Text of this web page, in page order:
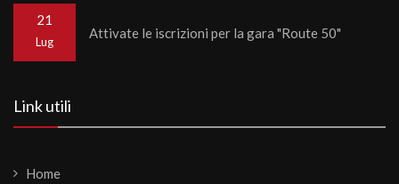
21
Lug
Attivate le iscrizioni per la gara "Route 50"
Link utili
Home